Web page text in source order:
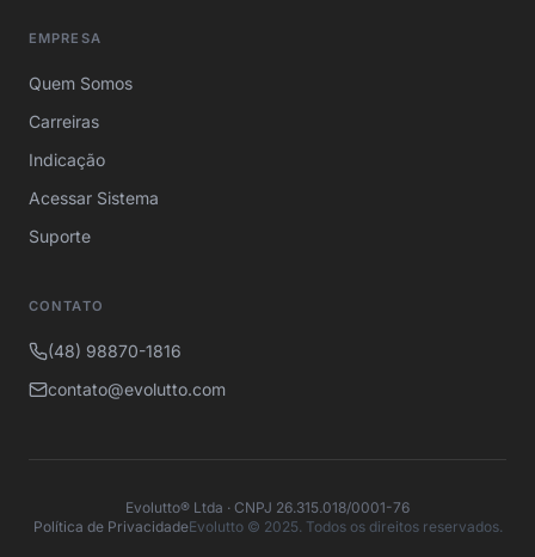
EMPRESA
Quem Somos
Carreiras
Indicação
Acessar Sistema
Suporte
CONTATO
(48) 98870-1816
contato@evolutto.com
Evolutto® Ltda · CNPJ 26.315.018/0001-76
Política de PrivacidadeEvolutto © 2025. Todos os direitos reservados.